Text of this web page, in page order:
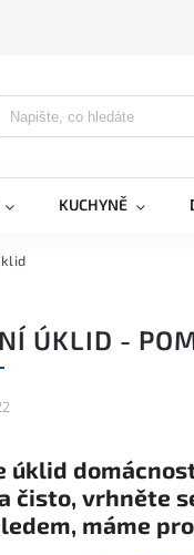
KUCHYNĚ
ÚKLID -
úklid
čisto, vrhněte
máme